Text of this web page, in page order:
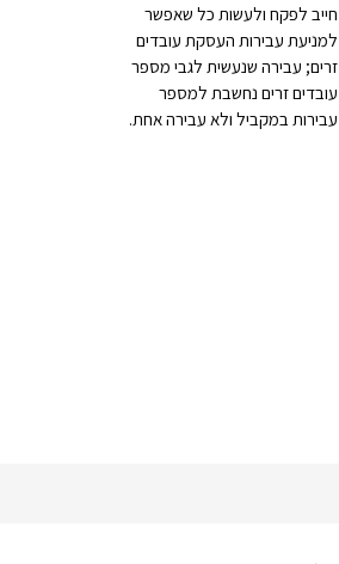
חייב לפקח ולעשות כל שאפשר
למניעת עבירות העסקת עובדים
זרים; עבירה שנעשית לגבי מספר
עובדים זרים נחשבת למספר
עבירות במקביל ולא עבירה אחת.